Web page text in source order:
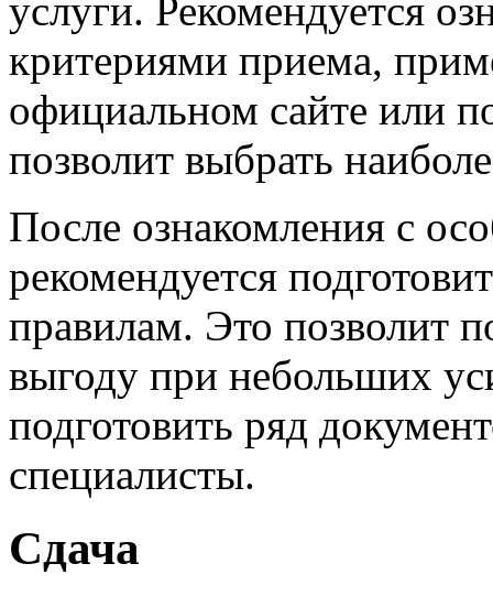
услуги. Рекомендуется
критериями приема,
официальном сайте или
позволит выбрать
После ознакомления с
рекомендуется
правилам. Это позволит
выгоду при небольших
подготовить ряд
специалисты.
Сдача